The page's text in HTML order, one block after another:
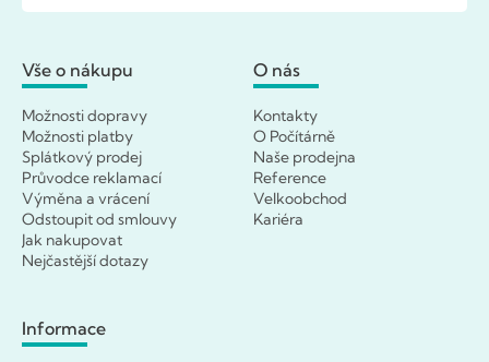
Vše o nákupu
Možnosti dopravy
Možnosti platby
Splátkový prodej
Průvodce reklamací
Výměna a vrácení
Odstoupit od smlouvy
Jak nakupovat
Nejčastější dotazy
O nás
Kontakty
O Počítárně
Naše prodejna
Reference
Velkoobchod
Kariéra
Informace